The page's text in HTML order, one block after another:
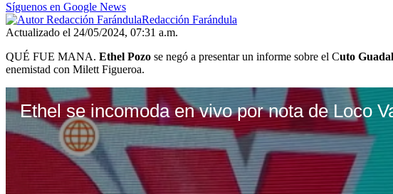
Síguenos en Google News
Redacción Farándula
Actualizado el 24/05/2024, 07:31 a.m.
QUÉ FUE MANA. Ethel Pozo se negó a presentar un informe sobre el Cuto
enemistad con Milett Figueroa.
Ethel se incomoda en vivo por nota de Loco